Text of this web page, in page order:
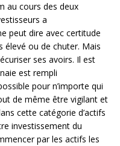
au cours des deux
a
peut dire avec certitude
élevé ou de chuter. Mais
ses avoirs. Il est
est rempli
pour n’importe qui
de même être vigilant et
cette catégorie d’actifs
investissement du
par les actifs les